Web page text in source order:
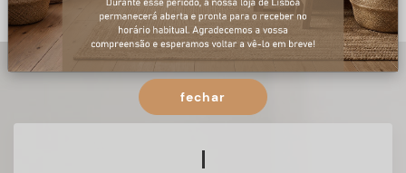
fechar